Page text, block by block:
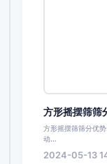
方形摇摆筛筛
方形摇摆筛筛分优势
动...
2024-05-13